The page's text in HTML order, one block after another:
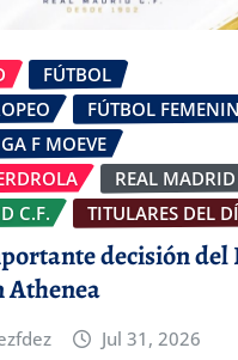
FÚTBOL
FÚTBOL
F MOEVE
REAL MADRID
C.F.
TITULARES DEL
decisión del
Athenea
Jul 31, 2026